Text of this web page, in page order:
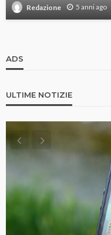
Redazione 5 anni ago
ADS
ULTIME NOTIZIE